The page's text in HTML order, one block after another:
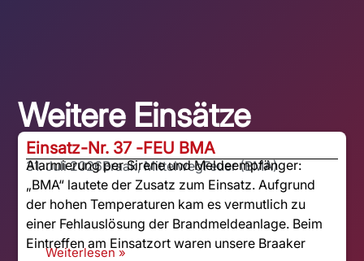
Weitere Einsätze
Einsatz-Nr. 37 -FEU BMA
31. Juli 2026Braak, MittelwegFeuer (BMA)
Alarmierung per Sirene und Meldeempfänger:
„BMA“ lautete der Zusatz zum Einsatz. Aufgrund
der hohen Temperaturen kam es vermutlich zu
einer Fehlauslösung der Brandmeldeanlage. Beim
Eintreffen am Einsatzort waren unsere Braaker
Weiterlesen »